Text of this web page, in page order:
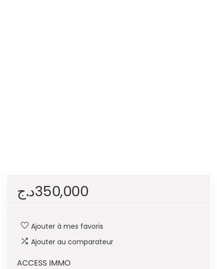
350,000د.ج
Ajouter à mes favoris
Ajouter au comparateur
ACCESS IMMO